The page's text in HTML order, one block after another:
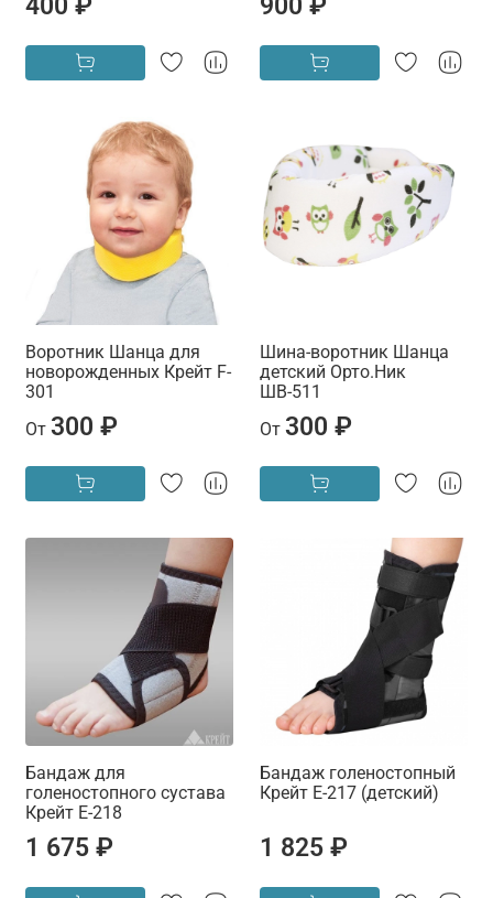
Воротник Шанца для
новорожденных Крейт F-
301
От 300 ₽
Шина-воротник Шанца
детский Орто.Ник
ШВ-511
От 300 ₽
Бандаж для
голеностопного сустава
Крейт Е-218
1 675 ₽
Бандаж голеностопный
Крейт Е-217 (детский)
1 825 ₽